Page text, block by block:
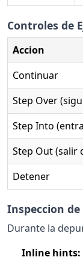
Controles de
Accion
Continuar
Step Over
Step Into
Step Out (salir
Detener
Inspeccion de
Durante la
Inline hints: